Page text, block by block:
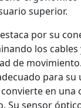
superior.
por su
los
de
para su
en una
Su sensor